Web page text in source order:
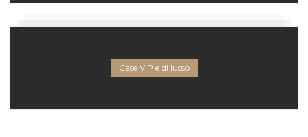
Case VIP e di lusso